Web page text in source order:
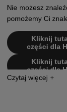
Nie możesz
pomożemy Ci
Kliknij
części dla
Kliknij
części dla